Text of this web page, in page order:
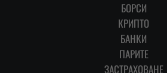
БОРСИ
КРИПТО
БАНКИ
ПАРИТЕ
ЗАСТРАХОВАНЕ